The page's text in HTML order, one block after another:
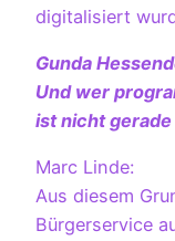
digitalisiert
Gunda
Und wer
ist nicht
Marc Linde:
Aus diesem
Bürgerservice